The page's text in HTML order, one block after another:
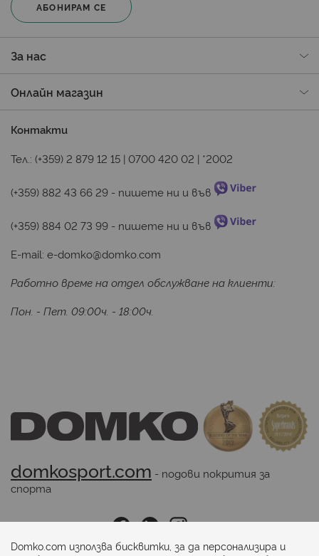
АБОНИРАМ СЕ
За нас
Онлайн магазин
Контакти
Тел.: (+359) 2 879 12 15 | 0700 420 02 | *2002
(+359) 882 43 66 29 - пишете ни и във
(+359) 884 02 73 99 - пишете ни и във
E-mail: e-domko@domko.com
Работно време на отдел обслужване на клиенти:
Пон. - Пет. 09:00ч. - 18:00ч.
domkosport.com - подови покрития за
спорта
Последвайте ни:
Domko.com използва бисквитки, за да персонализира и